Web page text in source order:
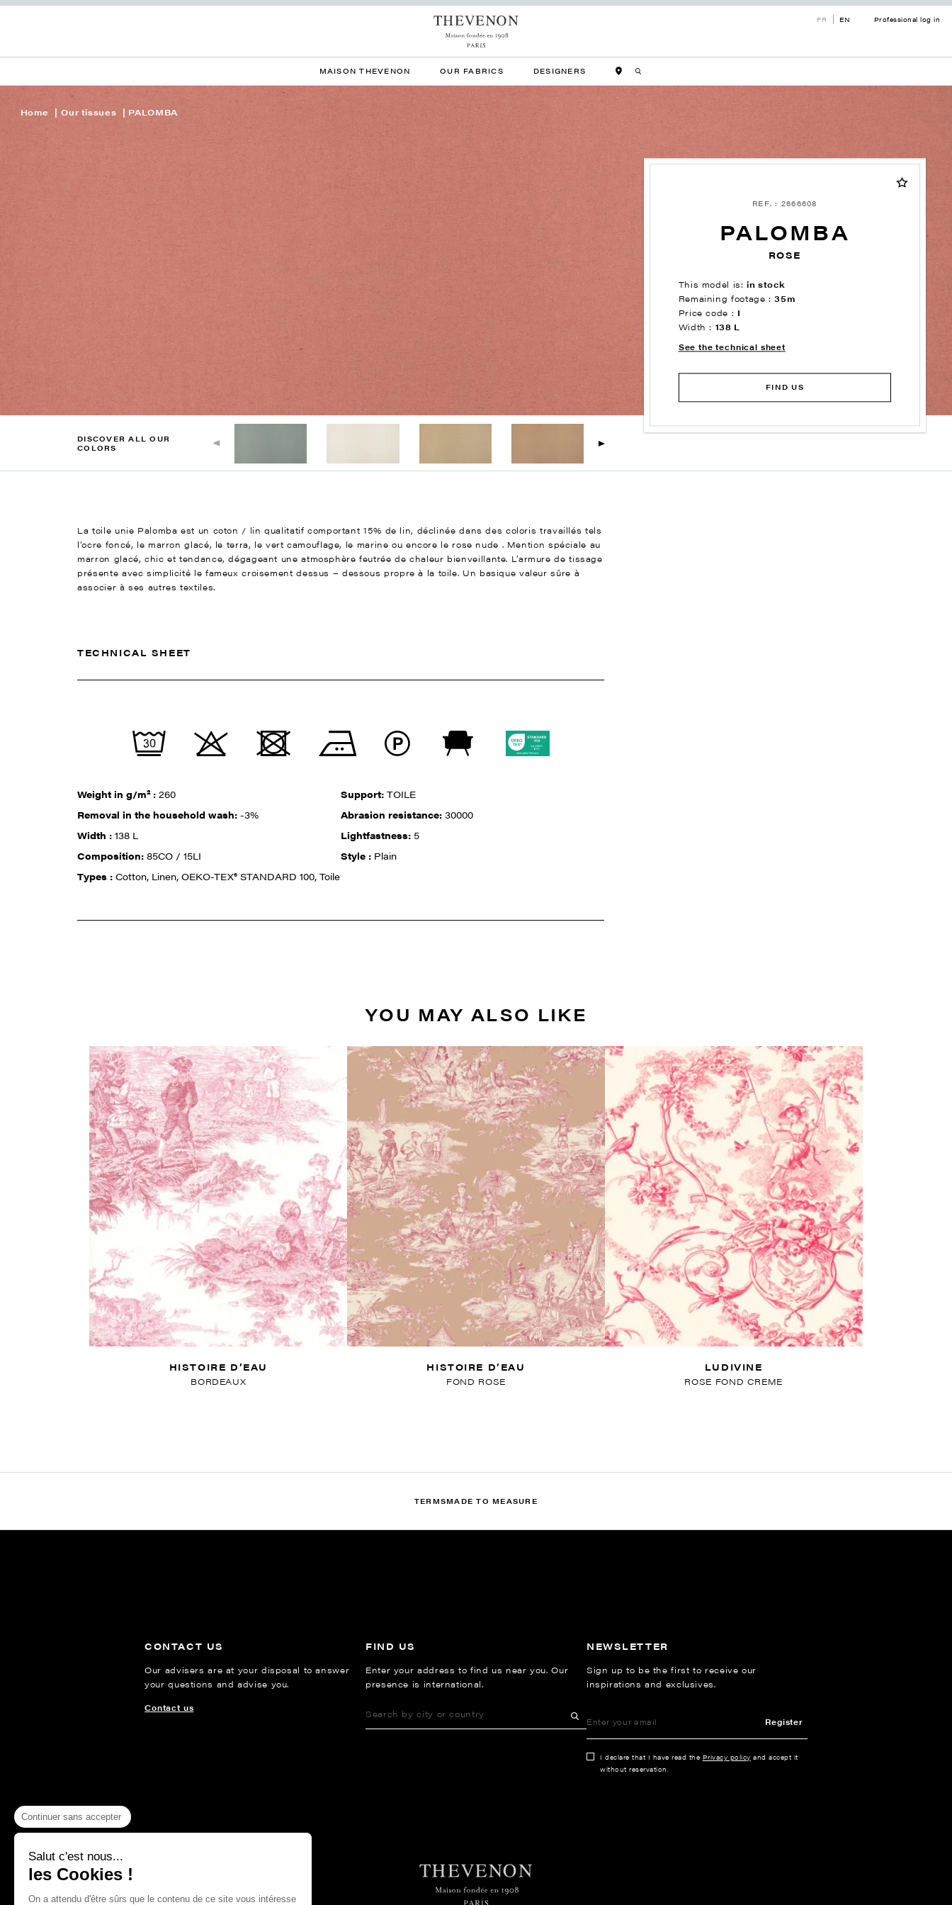
FR EN Professional log in
MAISON THEVENON OUR FABRICS DESIGNERS
Home Our tissues PALOMBA
REF. : 2666608
PALOMBA
ROSE
This model is:in stock
Remaining footage :35m
Price code : I
Width : 138 L
See the technical sheet
FIND US
DISCOVER ALL OUR
COLORS
La toile unie Palomba est un coton / lin qualitatif comportant 15% de lin, déclinée dans des coloris travaillés tels
l’ocre foncé, le marron glacé, le terra, le vert camouflage, le marine ou encore le rose nude . Mention spéciale au
marron glacé, chic et tendance, dégageant une atmosphère feutrée de chaleur bienveillante. L’armure de tissage
présente avec simplicité le fameux croisement dessus – dessous propre à la toile. Un basique valeur sûre à
associer à ses autres textiles.
TECHNICAL SHEET
Weight in g/m² :260 Support:TOILE
Removal in the household wash:-3% Abrasion resistance:30000
Width :138 L Lightfastness: 5
Composition:85CO / 15LI Style : Plain
Types :Cotton, Linen, OEKO-TEX® STANDARD 100, Toile
YOU MAY ALSO LIKE
HISTOIRE D’EAU
BORDEAUX
HISTOIRE D’EAU
FOND ROSE
LUDIVINE
ROSE FOND CREME
TERMSMADE TO MEASURE
CONTACT US
Our advisers are at your disposal to answer
your questions and advise you.
Contact us
FIND US
Enter your address to find us near you. Our
presence is international.
NEWSLETTER
Sign up to be the first to receive our
inspirations and exclusives.
Register
I declare that I have read the Privacy policy and accept it
without reservation.
Continuer sans accepter
Salut c'est nous...
les Cookies !
On a attendu d'être sûrs que le contenu de ce site vous intéresse